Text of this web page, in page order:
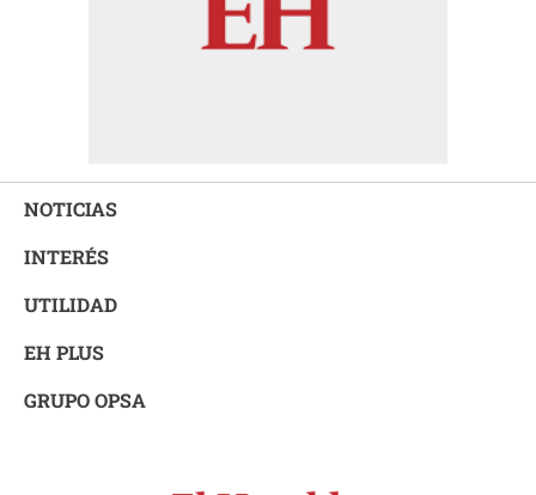
NOTICIAS
INTERÉS
UTILIDAD
EH PLUS
GRUPO OPSA